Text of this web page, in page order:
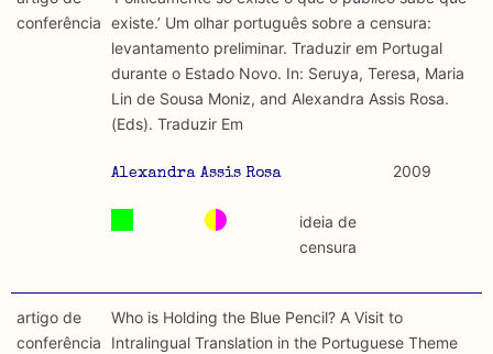
académicos.
Limitações
A lista procura incluir as publicações mais relevantes
produzidos até 2022, contudo não foi possível ter acesso
discurso e uso da liberdade de expressão. Trata-se de
uma censura que é omnipresente, dado que é
constitutiva do próprio acto de fala.
Regulatória e Constitutiva : são combinadas ambas
abordagens.
Tipo investigação realizada
Teórica
Combinação teórico-empírica
conferência existe.’ Um olhar português sobre a censura:
levantamento preliminar. Traduzir em Portugal
durante o Estado Novo. In: Seruya, Teresa, Maria
Lin de Sousa Moniz, and Alexandra Assis Rosa.
(Eds). Traduzir Em
Alexandra Assis Rosa 2009
ideia de
censura
artigo de
conferência
Who is Holding the Blue Pencil? A Visit to
Intralingual Translation in the Portuguese Theme